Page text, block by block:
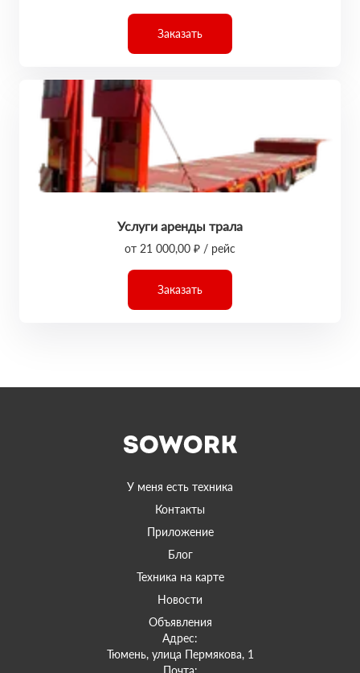
Заказать
Услуги аренды трала
от 21 000,00 ₽ / рейс
Заказать
У меня есть техника
Контакты
Приложение
Блог
Техника на карте
Новости
Объявления
Адрес:
Тюмень, улица Пермякова, 1
Почта: